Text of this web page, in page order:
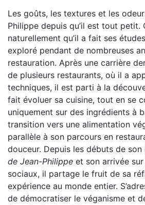
Les goûts, les textures et les
Philippe depuis qu’il est tout petit.
naturellement qu’il a fait ses
exploré pendant de nombreuses
restauration. Après une carrière
de plusieurs restaurants, où il a
techniques, il est parti à la
fait évoluer sa cuisine, tout en se
uniquement sur des ingrédients à
transition vers une alimentation
parallèle à son parcours en
douceur. Depuis les débuts de son
de Jean-Philippe et son arrivée
sociaux, il partage le fruit de sa
expérience au monde entier.
de démocratiser le véganisme et